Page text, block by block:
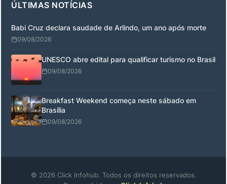
ÚLTIMAS NOTÍCIAS
Babi Cruz declara saudade de Arlindo, um ano após morte
09/08/2026
UNESCO abre edital para qualificar turismo no Brasil
09/08/2026
Breakfast Weekend começa neste sábado em
Brasília
09/08/2026
© 2026 Click Infohub. Todos os direitos reservados.